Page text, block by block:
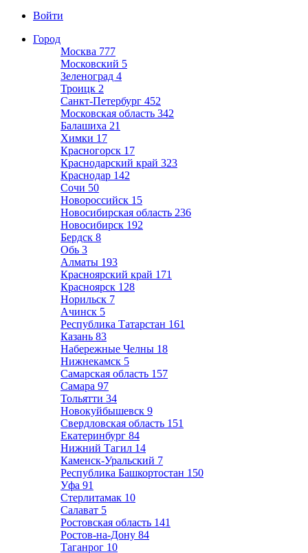
Войти
Город
Москва 777
Московский 5
Зеленоград 4
Троицк 2
Санкт-Петербург 452
Московская область 342
Балашиха 21
Химки 17
Красногорск 17
Краснодарский край 323
Краснодар 142
Сочи 50
Новороссийск 15
Новосибирская область 236
Новосибирск 192
Бердск 8
Обь 3
Алматы 193
Красноярский край 171
Красноярск 128
Норильск 7
Ачинск 5
Республика Татарстан 161
Казань 83
Набережные Челны 18
Нижнекамск 5
Самарская область 157
Самара 97
Тольятти 34
Новокуйбышевск 9
Свердловская область 151
Екатеринбург 84
Нижний Тагил 14
Каменск-Уральский 7
Республика Башкортостан 150
Уфа 91
Стерлитамак 10
Салават 5
Ростовская область 141
Ростов-на-Дону 84
Таганрог 10